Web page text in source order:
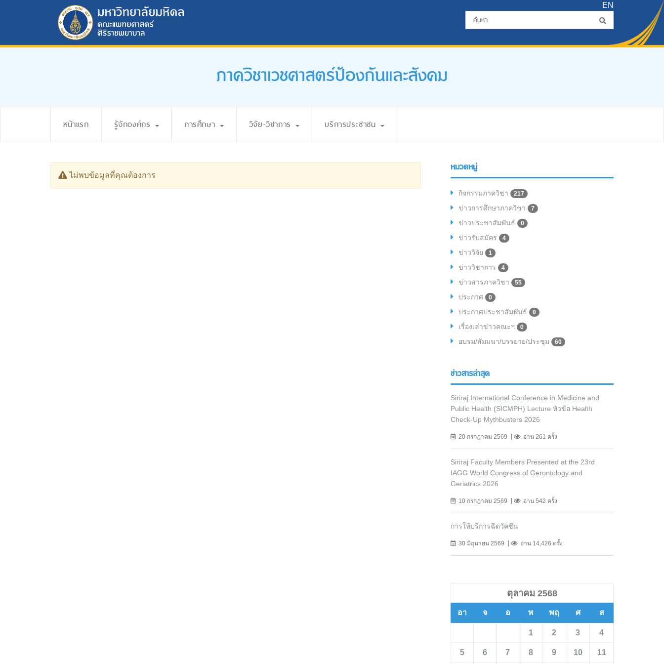
EN
ภาควิชาเวชศาสตร์ป้องกันและสังคม
หน้าแรก รู้จักองค์กร การศึกษา วิจัย-วิชาการ บริการประชาชน
ไม่พบข้อมูลที่คุณต้องการ
หมวดหมู่
กิจกรรมภาควิชา 217
ข่าวการศึกษาภาควิชา 7
ข่าวประชาสัมพันธ์ 0
ข่าวรับสมัคร 4
ข่าววิจัย 1
ข่าววิชาการ 4
ข่าวสารภาควิชา 55
ประกาศ 0
ประกาศประชาสัมพันธ์ 0
เรื่องเล่าข่าวคณะฯ 0
อบรม/สัมมนา/บรรยาย/ประชุม 60
ข่าวสารล่าสุด
Siriraj International Conference in Medicine and
Public Health (SICMPH) Lecture หัวข้อ Health
Check-Up Mythbusters 2026
20 กรกฎาคม 2569 อ่าน 261 ครั้ง
Siriraj Faculty Members Presented at the 23rd
IAGG World Congress of Gerontology and
Geriatrics 2026
10 กรกฎาคม 2569 อ่าน 542 ครั้ง
การให้บริการฉีดวัคซีน
30 มิถุนายน 2569 อ่าน 14,426 ครั้ง
ตุลาคม 2568
อา จ อ พ พฤ ศ ส
1 2 3 4
5 6 7 8 9 10 11